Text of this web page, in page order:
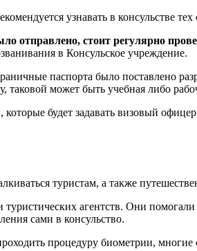
узнавать в консульстве
отправлено, стоит регулярно
в Консульское учреждение.
паспорта было поставлено
может быть учебная либо
которые будет задавать визовый
туристам, а также
туристических агентств. Они
сами в консульство.
процедуру биометрии, многие